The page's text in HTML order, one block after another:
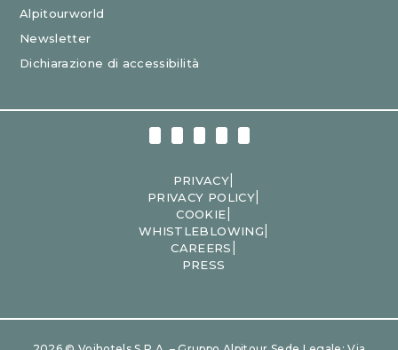
Alpitourworld
Newsletter
Dichiarazione di accessibilità
PRIVACY
PRIVACY POLICY|
COOKIE
WHISTLEBLOWING
CAREERS
PRESS